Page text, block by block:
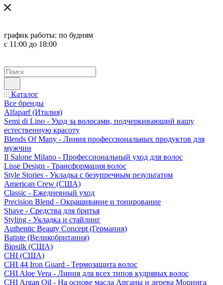
график работы: по будням
с 11:00 до 18:00
Каталог
Все бренды
Alfaparf (Италия)
Semi di Lino - Уход за волосами, подчеркивающий вашу
естественную красоту
Blends Of Many - Линия профессиональных продуктов для
мужчин
Il Salone Milano - Профессиональный уход для волос
Lisse Design - Трансформация волос
Style Stories - Укладка с безупречным результатом
American Crew (США)
Classic - Ежедневный уход
Precision Blend - Окрашивание и тонирование
Shave - Средства для бритья
Styling - Укладка и стайлинг
Authentic Beauty Concept (Германия)
Batiste (Великобритания)
Biosilk (США)
CHI (США)
CHI 44 Iron Guard - Термозащита волос
CHI Aloe Vera - Линия для всех типов кудрявых волос
CHI Argan Oil - На основе масла Арганы и дерева Моринга